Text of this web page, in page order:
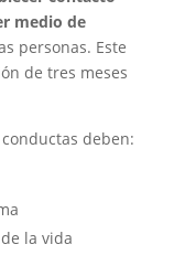
medio de
personas. Este
de tres meses
deben:
la vida